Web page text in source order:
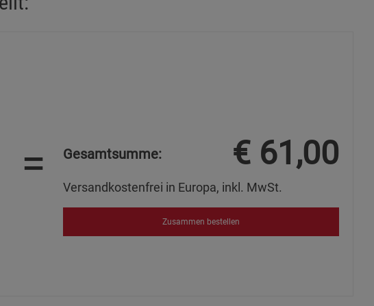
= Gesamtsumme: € 61,00
Versandkostenfrei in Europa, inkl. MwSt.
Zusammen bestellen